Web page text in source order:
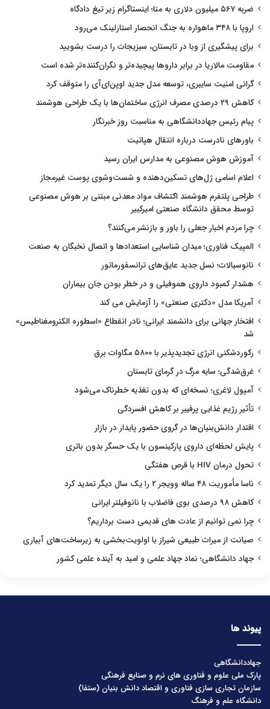
ضربه ۵۶۷ میلیون دلاری به متا؛ اینستاگرام زیر تیغ دادگاه
اروپا با ۳۴۸ ماهواره به جنگ انحصار استارلینک می‌رود
برای پیشگیری از وبا در تابستان، سبزیجات را درست بشویید
مقاومت مالاریا در برابر داروها پیچیده‌تر و نگران‌کننده‌تر شده است
گرانی امنیت سایبری، توسعه مدل جدید اوپن‌ای‌آی را متوقف کرد
کاهش ۲۹ درصدی مصرف انرژی ساختمان‌ها با یک طراحی هوشمند
پیام رئیس جهاددانشگاهی به مناسبت روز خبرنگار
باورهای نادرست درباره انتقال هپاتیت
آموزش هوش مصنوعی به مدارس ایران رسید
اعلام اسامی ژل‌های تسکین‌دهنده و شست‌وشوی پوست غیرمجاز
طراحی پلتفرم هوشمند اکتشاف مواد معدنی مبتنی بر هوش مصنوعی
توسط محقق دانشگاه صنعتی امیرکبیر
چرا مردم اخبار جعلی را باور و بازنشر می‌کنند؟
المپیک فناوری؛ میدان شناسایی استعدادها و اتصال نخبگان به صنعت
نانوسیالات؛ نسل جدید عایق‌های ترانسفورماتور
هشدار کمبود داروی هموفیلی و در خطر بودن جان بیماران
آمریکا مدل «دکتری صنعتی» را آزمایش می کند
افتخار جهانی برای دانشمند ایرانی؛ نادر انقطاع «اسطوره الکترومغناطیس»
شد
رکوردشکنی انرژی تجدیدپذیر با ۵۸۰۰ مگاوات برق
غرق‌شدگی؛ سایه مرگ در گرمای تابستان
آمپول لاغری؛ نسخه‌ای که بدون تغذیه خطرناک می‌شود
تأثیر رژیم غذایی پرفیبر بر کاهش افسردگی
اقتدار دانش‌بنیان‌ها در گروی حضور پایدار در بازار
پایش لحظه‌ای داروی پارکینسون با یک حسگر بدون باتری
تحول درمان HIV با قرص هفتگی
ناسا مأموریت ۴۸ ساله وویجر ۲ را یک سال دیگر تمدید کرد
کاهش ۹۸ درصدی بوی فاضلاب با نانوفیلتر ایرانی
چرا نمی توانیم از عادت های قدیمی دست برداریم؟
صیانت از میراث طبیعی شیراز با اولویت‌بخشی به زیرساخت‌های آبیاری
جهاد دانشگاهی؛ نماد جهاد علمی و امید به آینده علمی کشور
پیوند ها
جهاددانشگاهی
پارک ملی علوم و فناوری های نرم و صنایع فرهنگی
سازمان تجاری سازی فناوری و اقتصاد دانش بنیان (ستفا)
دانشگاه علم و فرهنگ